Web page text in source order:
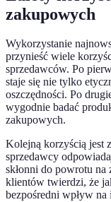
zakupowych
Wykorzystanie
przynieść wiele
sprzedawców. Po
staje się nie tylko
oszczędności. Po
wygodnie badać
zakupowych.
Kolejną korzyścią jest
sprzedawcy
skłonni do powrotu na
klientów twierdzi, że
bezpośredni wpływ